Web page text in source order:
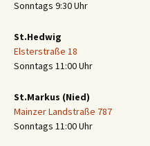
Sonntags 9:30 Uhr
St.Hedwig
Elsterstraße 18
Sonntags 11:00 Uhr
St.Markus (Nied)
Mainzer Landstraße 787
Sonntags 11:00 Uhr